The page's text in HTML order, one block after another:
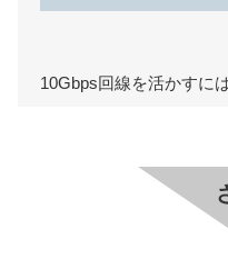
10Gbps回線を活かすに